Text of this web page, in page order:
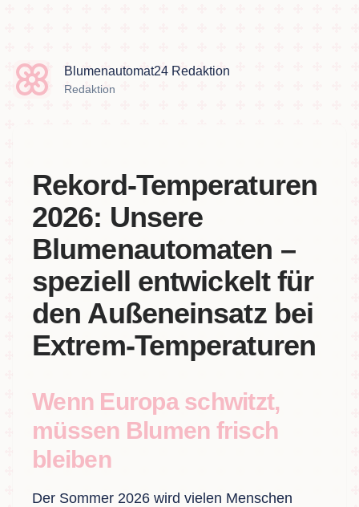
Blumenautomat24 Redaktion
Redaktion
Rekord-Temperaturen
2026: Unsere
Blumenautomaten –
speziell entwickelt für
den Außeneinsatz bei
Extrem-Temperaturen
Wenn Europa schwitzt,
müssen Blumen frisch
bleiben
Der Sommer 2026 wird vielen Menschen